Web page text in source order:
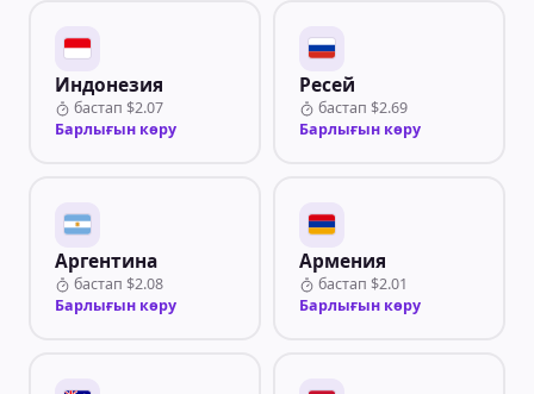
Индонезия
бастап $2.07
Барлығын көру
Ресей
бастап $2.69
Барлығын көру
Аргентина
бастап $2.08
Барлығын көру
Армения
бастап $2.01
Барлығын көру